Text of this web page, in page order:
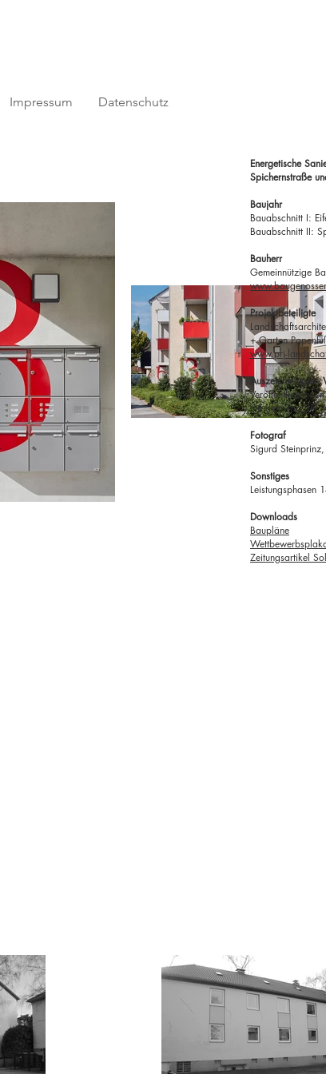
Impressum Datenschutz
Energetische
Spichernstraße
Baujahr
Bauabschnitt I:
Bauabschnitt II:
Bauherr
Gemeinnützige
Projektbeteiligte
+ Garten
www.prj-
Auszeichnungen,
mit dem Tag der
Fotograf
Sigurd
Sonstiges
Leistungsphasen
Downloads
Baupläne
Zeitungsartikel